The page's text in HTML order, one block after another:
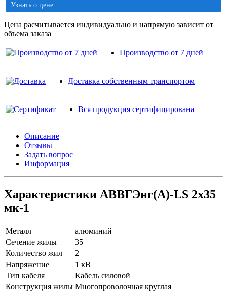
Узнать о цене
Цена расчитывается индивидуально и напрямую зависит от
объема заказа
Производство от 7 дней
Доставка собственным транспортом
Вся продукция сертифицирована
Описание
Отзывы
Задать вопрос
Информация
Характеристики АВВГЭнг(A)-LS 2х35
мк-1
Металл
алюминий
Сечение жилы
35
Количество жил
2
Напряжение
1 кВ
Тип кабеля
Кабель силовой
Конструкция жилы Многопроволочная круглая